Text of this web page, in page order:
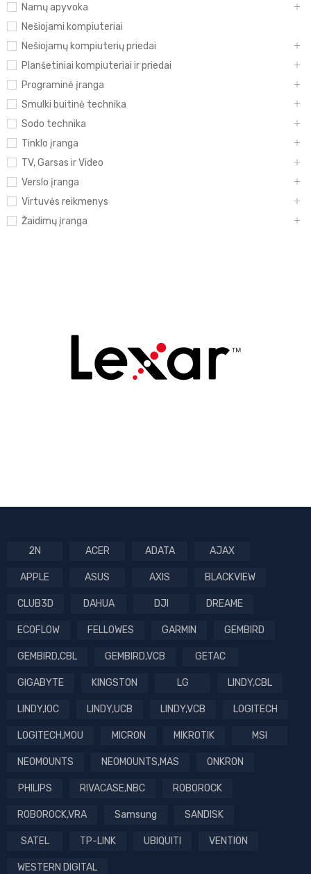
Namų apyvoka
Nešiojami kompiuteriai
Nešiojamų kompiuterių priedai
Planšetiniai kompiuteriai ir priedai
Programinė įranga
Smulki buitinė technika
Sodo technika
Tinklo įranga
TV, Garsas ir Video
Verslo įranga
Virtuvės reikmenys
Žaidimų įranga
2N ACER ADATA AJAX
APPLE ASUS AXIS BLACKVIEW
CLUB3D DAHUA DJI DREAME
ECOFLOW FELLOWES GARMIN GEMBIRD
GEMBIRD,CBL GEMBIRD,VCB GETAC
GIGABYTE KINGSTON LG LINDY,CBL
LINDY,IOC LINDY,UCB LINDY,VCB LOGITECH
LOGITECH,MOU MICRON MIKROTIK MSI
NEOMOUNTS NEOMOUNTS,MAS ONKRON
PHILIPS RIVACASE,NBC ROBOROCK
ROBOROCK,VRA Samsung SANDISK
SATEL TP-LINK UBIQUITI VENTION
WESTERN DIGITAL